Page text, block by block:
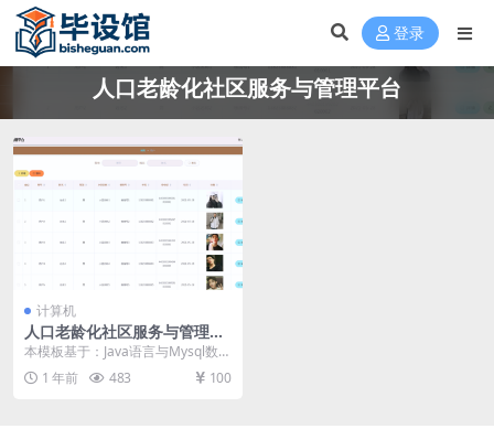
登录
人口老龄化社区服务与管理平台
计算机
人口老龄化社区服务与管理平
台毕设模板 毕业设计模板及毕
本模板基于：Java语言与Mysql数据
库开发 系统详细实现 用户信息管理
人口...1 年前 483 100